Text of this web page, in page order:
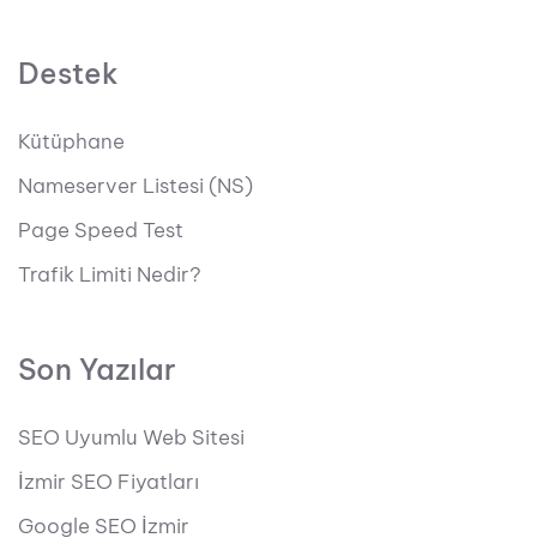
Destek
Kütüphane
Nameserver Listesi (NS)
Page Speed Test
Trafik Limiti Nedir?
Son Yazılar
SEO Uyumlu Web Sitesi
İzmir SEO Fiyatları
Google SEO İzmir